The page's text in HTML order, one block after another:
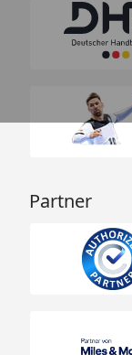
Partner